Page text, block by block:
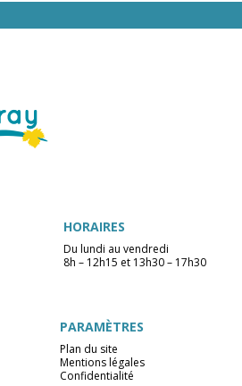
HORAIRES
Du lundi au vendredi
8h – 12h15 et 13h30 – 17h30
PARAMÈTRES
Plan du site
Mentions légales
Confidentialité